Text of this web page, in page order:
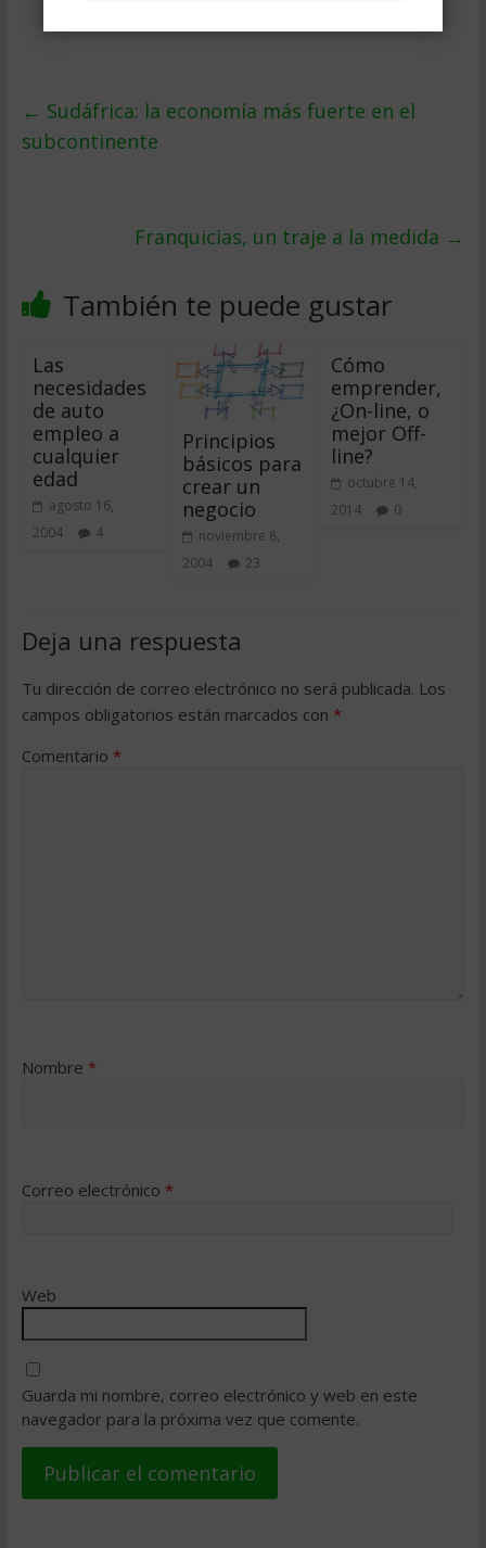
← Sudáfrica: la economía más fuerte en el
subcontinente
Franquicias, un traje a la medida →
También te puede gustar
Las
necesidades
de auto
empleo a
cualquier
edad
agosto 16,
2004
4
Principios
básicos para
crear un
negocio
noviembre 8,
2004
23
Cómo
emprender,
¿On-line, o
mejor Off-
line?
octubre 14,
2014
0
Deja una respuesta
Tu dirección de correo electrónico no será publicada. Los
campos obligatorios están marcados con *
Comentario *
Nombre *
Correo electrónico *
Web
Guarda mi nombre, correo electrónico y web en este
navegador para la próxima vez que comente.